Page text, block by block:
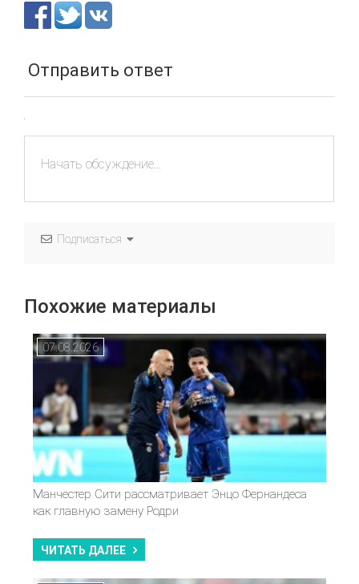
Отправить ответ
Подписаться
Похожие материалы
07.08.2026
Манчестер Сити рассматривает Энцо Фернандеса
как главную замену Родри
ЧИТАТЬ ДАЛЕЕ